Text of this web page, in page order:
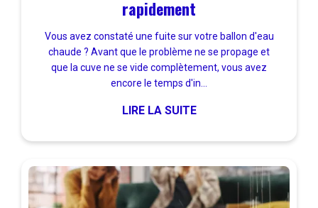
rapidement
Vous avez constaté une fuite sur votre ballon d'eau
chaude ? Avant que le problème ne se propage et
que la cuve ne se vide complètement, vous avez
encore le temps d'in...
LIRE LA SUITE